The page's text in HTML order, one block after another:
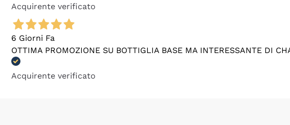
Acquirente verificato
6 Giorni Fa
OTTIMA PROMOZIONE SU BOTTIGLIA BASE MA INTERESSANTE DI
Acquirente verificato